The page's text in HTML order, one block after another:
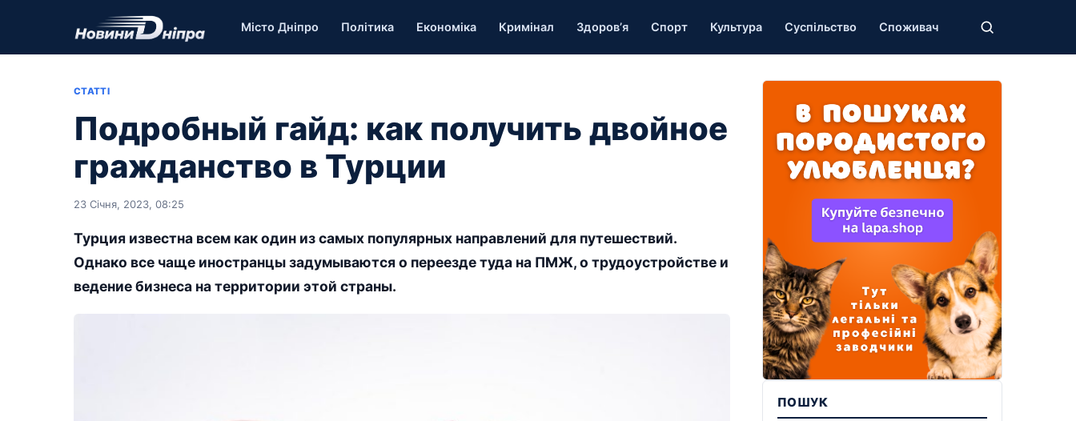
Місто Дніпро Політика Економіка Кримінал Здоров’я Спорт Культура Суспільство Споживач
СТАТТІ
Подробный гайд: как получить двойное
гражданство в Турции
23 Січня, 2023, 08:25
Турция известна всем как один из самых популярных направлений для путешествий.
Однако все чаще иностранцы задумываются о переезде туда на ПМЖ, о трудоустройстве и
ведение бизнеса на территории этой страны.
ПОШУК